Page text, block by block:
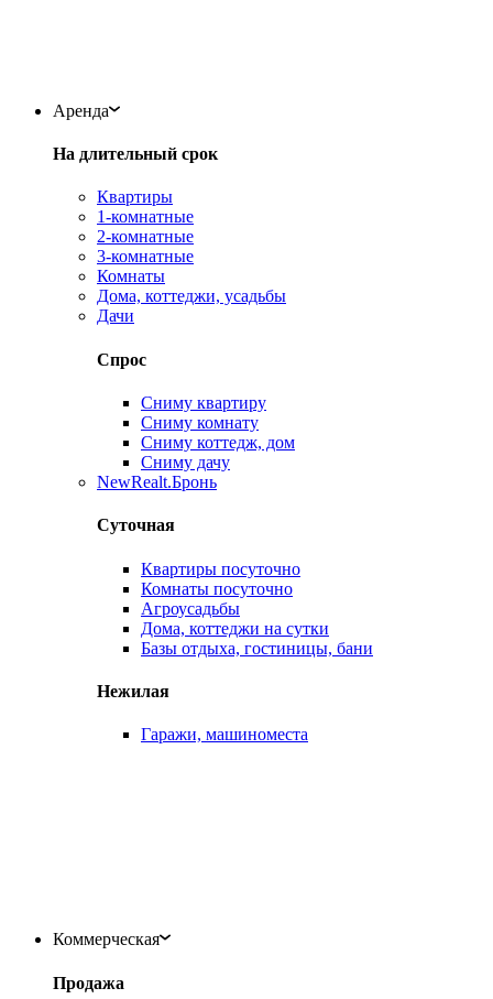
Аренда
На длительный срок
Квартиры
1-комнатные
2-комнатные
3-комнатные
Комнаты
Дома, коттеджи, усадьбы
Дачи
Спрос
Сниму квартиру
Сниму комнату
Сниму коттедж, дом
Сниму дачу
NewRealt.Бронь
Суточная
Квартиры посуточно
Комнаты посуточно
Агроусадьбы
Дома, коттеджи на сутки
Базы отдыха, гостиницы, бани
Нежилая
Гаражи, машиноместа
Коммерческая
Продажа